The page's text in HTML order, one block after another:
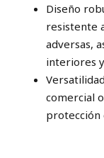
Diseño
resistente
adversas,
interiores
comercial
protección